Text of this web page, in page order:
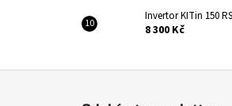
Invertor KITin 150 RS
8 300 Kč